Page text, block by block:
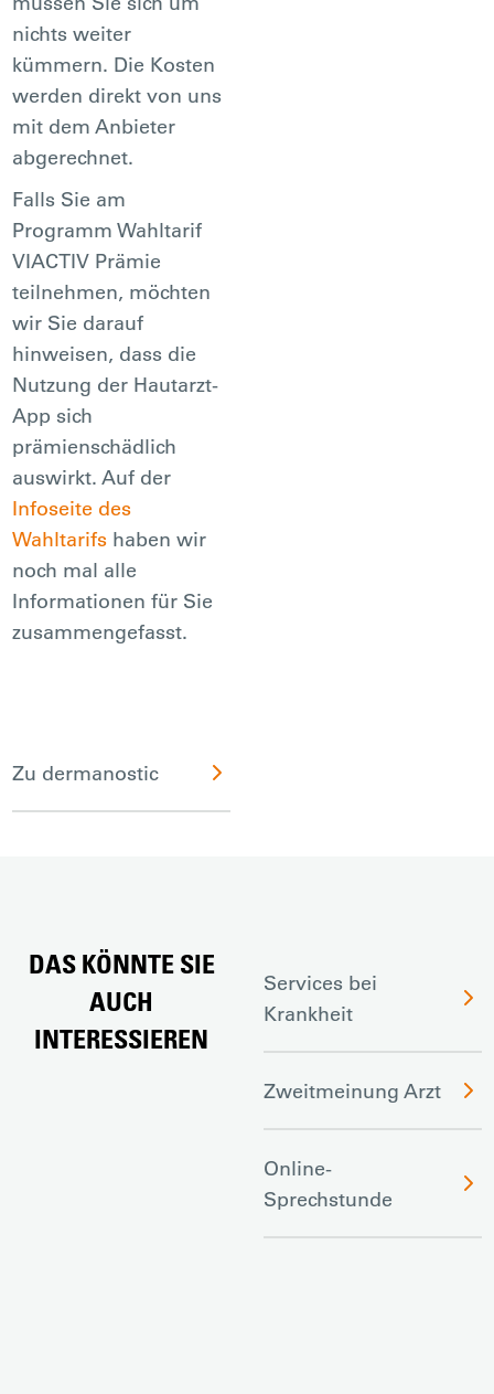
nichts weiter
kümmern. Die Kosten
werden direkt von uns
mit dem Anbieter
abgerechnet.
Falls Sie am
Programm Wahltarif
VIACTIV Prämie
teilnehmen, möchten
wir Sie darauf
hinweisen, dass die
Nutzung der Hautarzt-
App sich
prämienschädlich
auswirkt. Auf der
Infoseite des
Wahltarifs haben wir
noch mal alle
Informationen für Sie
zusammengefasst.
Zu dermanostic
DAS KÖNNTE SIE
AUCH
INTERESSIEREN
Services bei
Krankheit
Zweitmeinung Arzt
Online-
Sprechstunde